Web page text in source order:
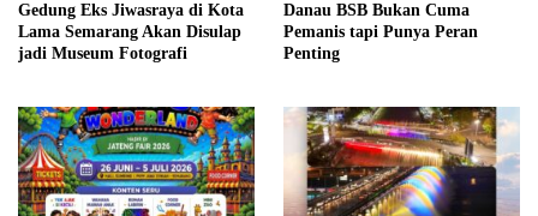
Gedung Eks Jiwasraya di Kota
Lama Semarang Akan Disulap
jadi Museum Fotografi
Danau BSB Bukan Cuma
Pemanis tapi Punya Peran
Penting